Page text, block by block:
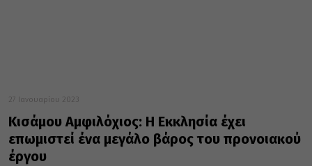
27 Ιανουαρίου 2023
Κισάμου Αμφιλόχιος: Η Εκκλησία έχει
επωμιστεί ένα μεγάλο βάρος του προνοιακού
έργου